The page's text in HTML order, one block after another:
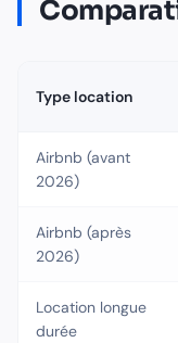
Type location
Airbnb (avant
2026)
Airbnb (après
2026)
Location longue
durée